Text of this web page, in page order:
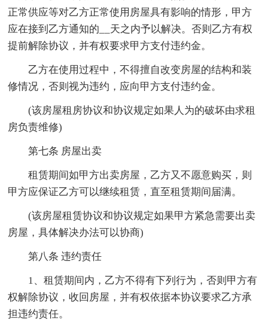
正常供应等对乙方正常使用房屋具有影响的情形，甲方
应在接到乙方通知的__天之内予以解决。否则乙方有权
提前解除协议，并有权要求甲方支付违约金。
乙方在使用过程中，不得擅自改变房屋的结构和装
修情况，否则视为违约，应向甲方支付违约金。
(该房屋租房协议和协议规定如果人为的破坏由求租
房负责维修)
第七条 房屋出卖
租赁期间如甲方出卖房屋，乙方又不愿意购买，则
甲方应保证乙方可以继续租赁，直至租赁期间届满。
(该房屋租赁协议和协议规定如果甲方紧急需要出卖
房屋，具体解决办法可以协商)
第八条 违约责任
1、租赁期间内，乙方不得有下列行为，否则甲方有
权解除协议，收回房屋，并有权依据本协议要求乙方承
担违约责任。